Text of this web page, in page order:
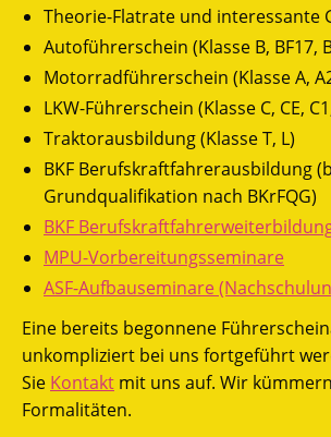
Theorie-Flatrate und interessante
Autoführerschein (Klasse B, BF17,
Motorradführerschein (Klasse A,
LKW-Führerschein (Klasse C, CE,
Traktorausbildung (Klasse T, L)
BKF Berufskraftfahrerausbildung
Grundqualifikation nach BKrFQG)
BKF
MPU-Vorbereitungsseminare
ASF-Aufbauseminare
Eine bereits begonnene
unkompliziert bei uns fortgeführt
Sie Kontakt mit uns auf. Wir
Formalitäten.